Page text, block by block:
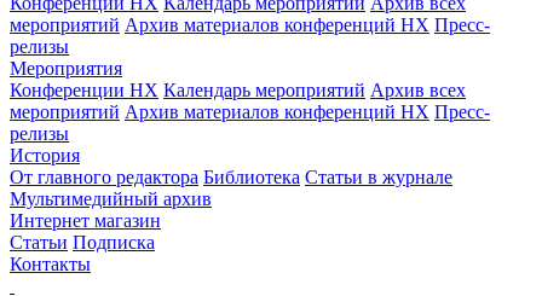
мероприятий Архив материалов конференций НХ Пресс-
релизы
Мероприятия
Конференции НХ Календарь мероприятий Архив всех
мероприятий Архив материалов конференций НХ Пресс-
релизы
История
От главного редактора Библиотека Статьи в журнале
Мультимедийный архив
Интернет магазин
Статьи Подписка
Контакты